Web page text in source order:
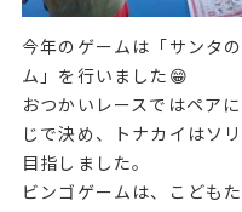
今年のゲームは「サンタ
ム」を行いました😁
おつかいレースではペア
じで決め、トナカイはソ
目指しました。
ビンゴゲームは、こども